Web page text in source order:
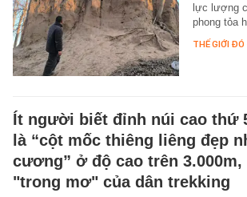
lực lượng
phong tỏa
THẾ GIỚI ĐÓ
Ít người biết đỉnh núi cao thứ
là “cột mốc thiêng liêng đẹp
cương” ở độ cao trên 3.000m,
"trong mơ" của dân trekking